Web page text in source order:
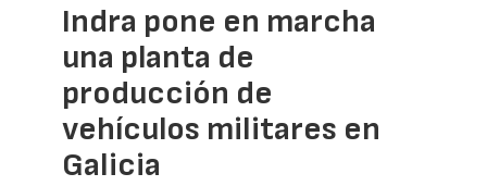
Indra pone en marcha
una planta de
producción de
vehículos militares en
Galicia